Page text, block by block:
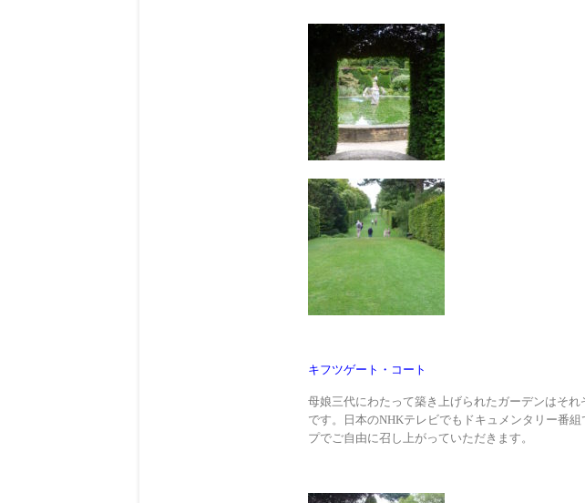
キフツゲート・コート
母娘三代にわたって築き上げられたガーデンはそ
です。日本のNHKテレビでもドキュメンタリー番
プでご自由に召し上がっていただきます。